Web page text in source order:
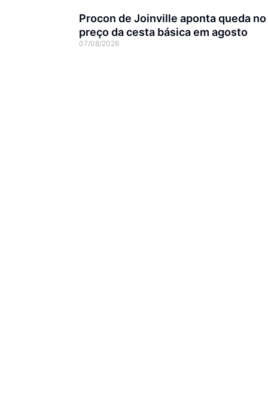
Procon de Joinville aponta queda no
preço da cesta básica em agosto
07/08/2026